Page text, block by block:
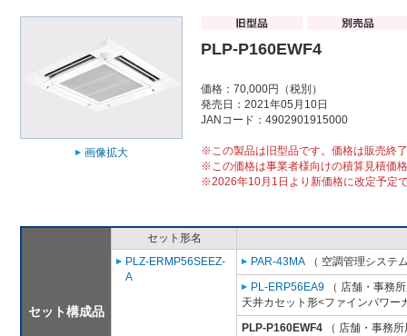
画像拡大
PLP-P160EWF4
価格：70,000円（税別）
発売日：2021年05月10日
JANコード：4902901915000
※この製品は旧型品です。価格は販売終
※この価格は事業者様向けの積算見積価
※2026年10月1日より新価格に改定予定
セット構成品
セット形名
PLZ-ERMP56SEEZ-
A
PAR-43MA （ 空調管理システ
PL-ERP56EA9 （ 店舗・事務
天井カセット形<ファインパワー
PLP-P160EWF4 （ 店舗・事務